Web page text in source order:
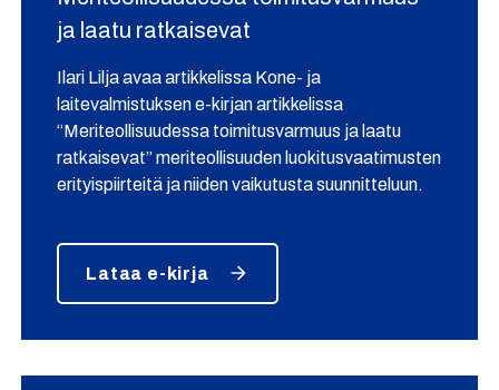
ja laatu ratkaisevat
Ilari Lilja avaa artikkelissa Kone- ja
laitevalmistuksen e-kirjan artikkelissa
“Meriteollisuudessa toimitusvarmuus ja laatu
ratkaisevat” meriteollisuuden luokitusvaatimusten
erityispiirteitä ja niiden vaikutusta suunnitteluun.
Lataa e-kirja